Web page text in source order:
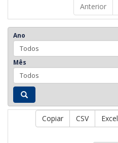
Anterior
Ano
Mês
Copiar CSV Excel